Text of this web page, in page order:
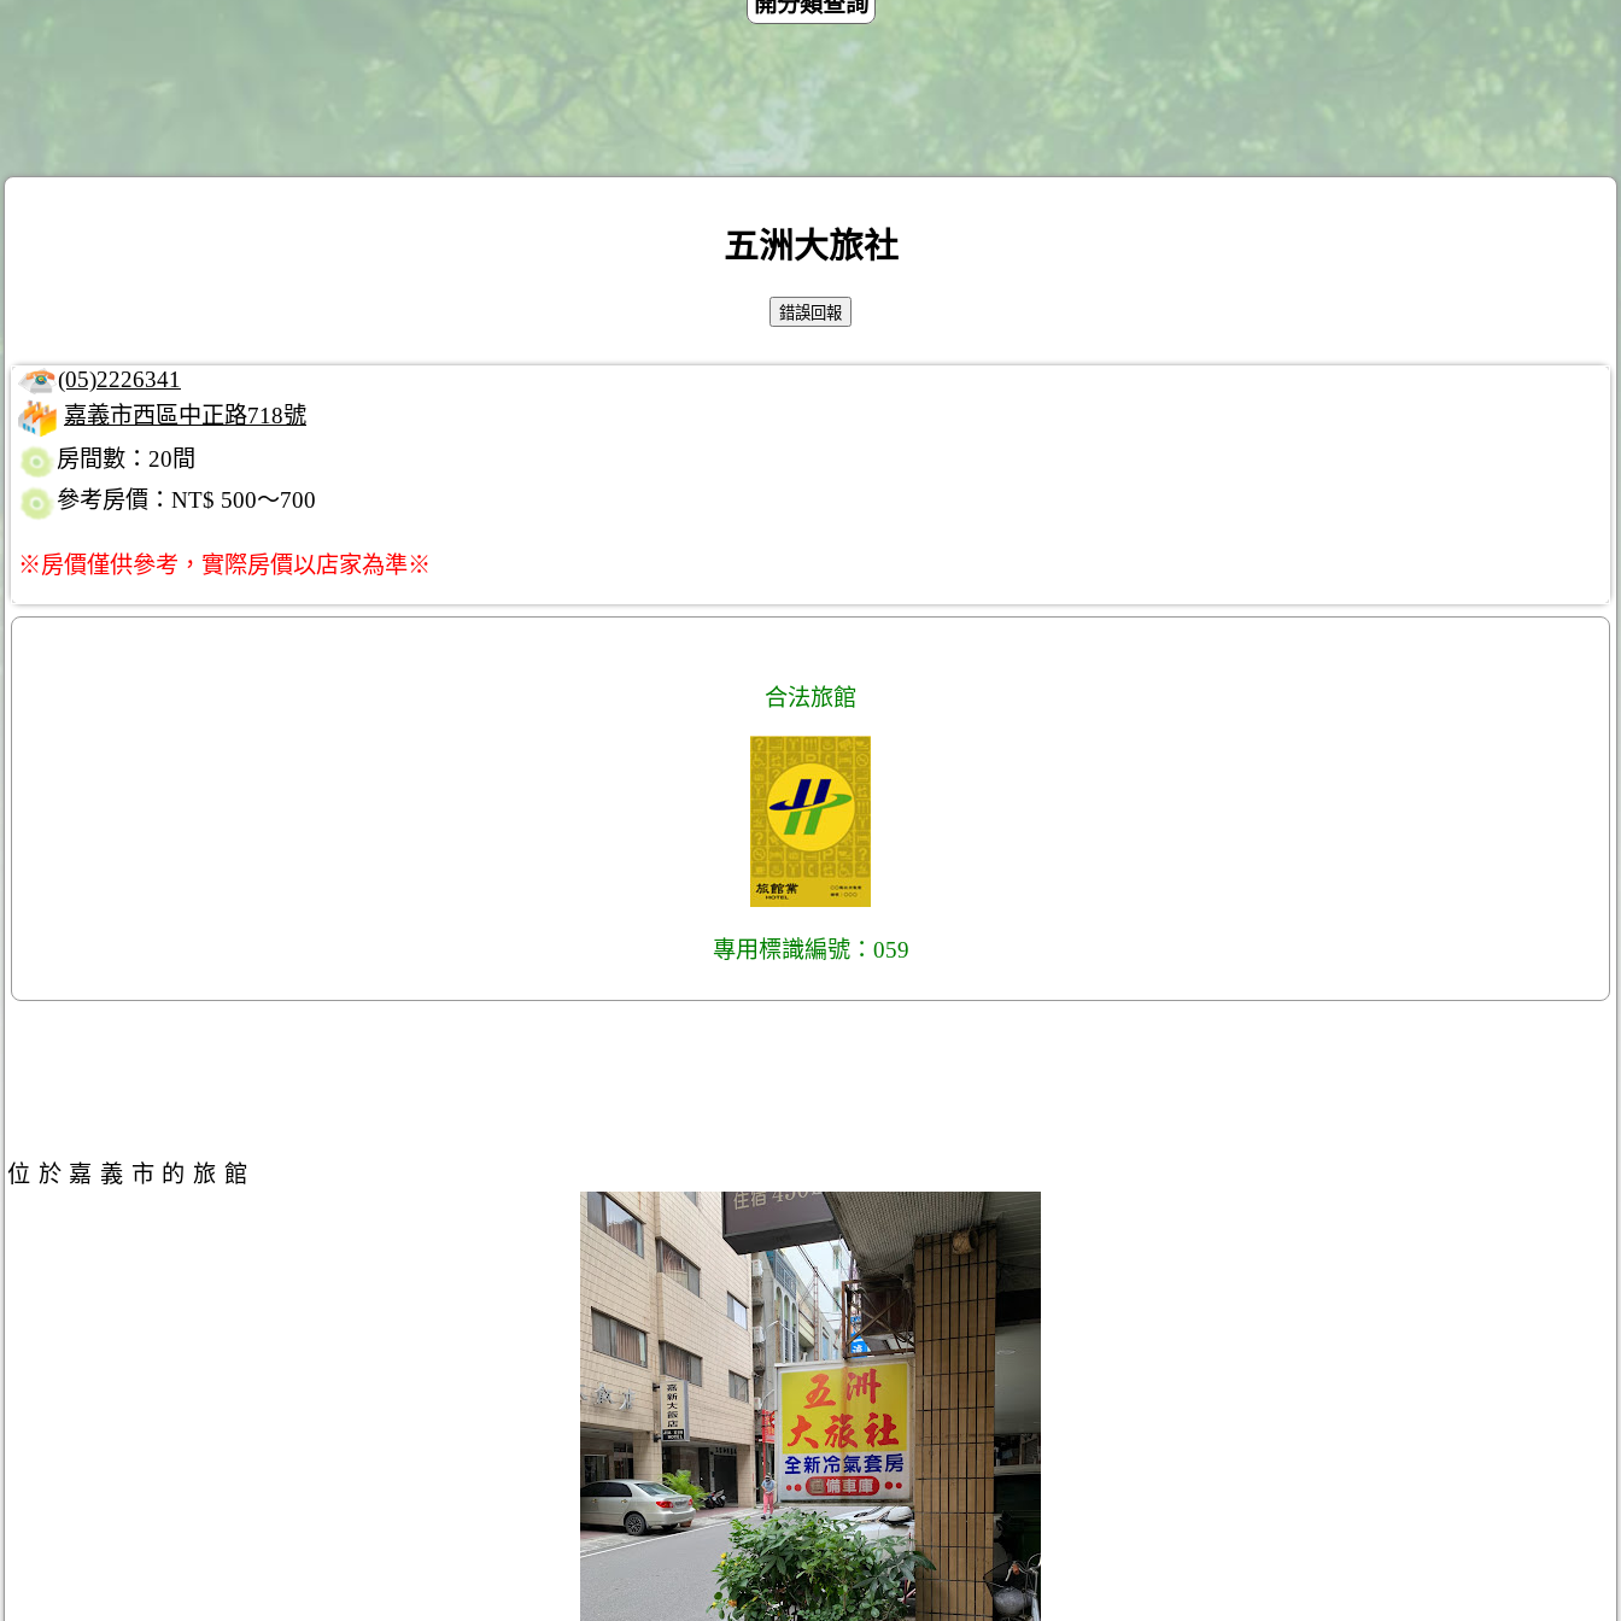
五洲大旅社
(05)2226341
嘉義市西區中正路718號
房間數：20間
參考房價：NT$ 500～700
※房價僅供參考，實際房價以店家為準※
合法旅館
專用標識編號：059
位於嘉義市的旅館